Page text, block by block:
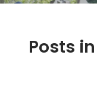
Posts